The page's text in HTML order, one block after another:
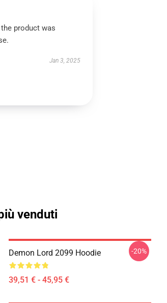
the product was
Jan 3, 2025
venduti
Demon Lord 2099 Hoodie
39,51 € - 45,95 €
-20%